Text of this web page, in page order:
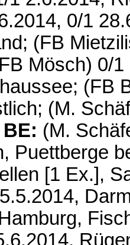
0/1
(FB
Mösch) 0/
(FB
(M.
BE: (M.
Puettberge
[1 Ex.],